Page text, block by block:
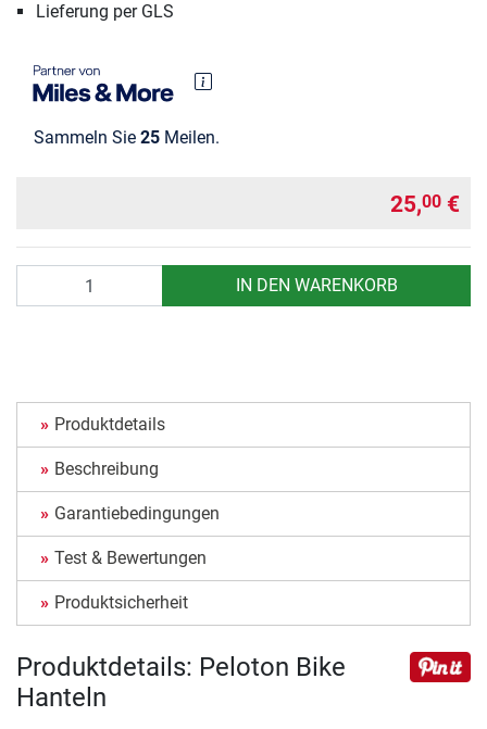
Lieferung per GLS
Sammeln Sie 25 Meilen.
25,00 €
IN DEN WARENKORB
Produktdetails
Beschreibung
Garantiebedingungen
Test & Bewertungen
Produktsicherheit
Produktdetails: Peloton Bike
Hanteln